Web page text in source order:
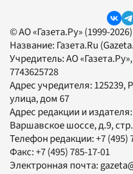
© АО «Газета.Ру» (1999-
Название: Газета.Ru
Учредитель:АО «Газета.Ру»
7743625728
Адрес учредителя: 125239,
улица, дом 67
Адрес редакции и издателя:
Варшавское шоссе, д.9,
Телефон редакции:+7 (495)
Факс:+7 (495) 785-17-01
Электронная почта: